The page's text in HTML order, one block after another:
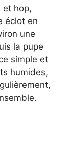
et hop,
éclot en
une
la pupe
simple et
humides,